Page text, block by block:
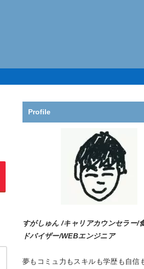
Profile
すがしゅん /キャリアカウンセラー/
ドバイザー/WEBエンジニア
夢もコミュ力もスキルも学歴も自信